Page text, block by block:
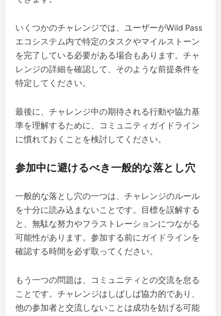
いくつかのチャレンジでは、ユーザーがWild Pass
エコシステム内で特定のタスクやマイルストーン
を完了している必要がある場合もあります。チャ
レンジの詳細を確認して、そのような前提条件を
特定してください。
最後に、チャレンジ中の期待される行動や協力基
準を理解するために、コミュニティガイドライン
に慣れておくことを検討してください。
参加中に避けるべき一般的な落とし穴
一般的な落とし穴の一つは、チャレンジのルール
を十分に読み込まないことです。目標を誤解する
と、無駄な努力やフラストレーションにつながる
可能性があります。参加する前にガイドラインを
確認する時間を必ず取ってください。
もう一つの問題は、コミュニティとの交流を怠る
ことです。チャレンジはしばしば協力的であり、
他の参加者と交流しないことは成功を妨げる可能